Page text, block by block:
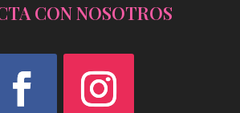
CON NOSOTROS